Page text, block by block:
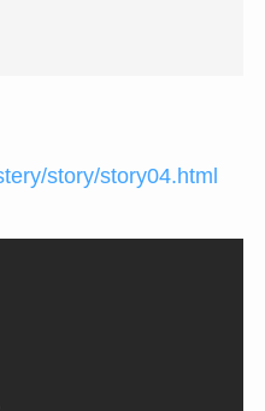
story/story04.html